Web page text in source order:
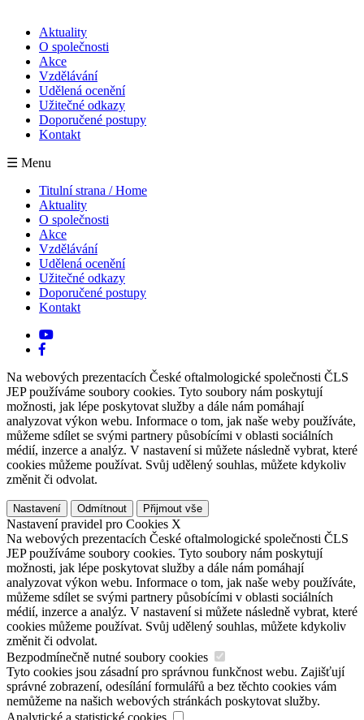
Aktuality
O společnosti
Akce
Vzdělávání
Udělená ocenění
Užitečné odkazy
Doporučené postupy
Kontakt
☰ Menu
Titulní strana / Home
Aktuality
O společnosti
Akce
Vzdělávání
Udělená ocenění
Užitečné odkazy
Doporučené postupy
Kontakt
Na webových prezentacích České oftalmologické společnosti ČLS
JEP používáme soubory cookies. Tyto soubory nám poskytují
možnosti, jak lépe poskytovat služby a dále nám pomáhají
analyzovat výkon webu. Informace o tom, jak naše weby používáte,
můžeme sdílet se svými partnery působícími v oblasti sociálních
médií, inzerce a analýz. V nastavení si můžete následně vybrat, které
cookies můžeme používat. Svůj udělený souhlas, můžete kdykoliv
změnit či odvolat.
Nastavení Odmítnout Přijmout vše
Nastavení pravidel pro Cookies X
Na webových prezentacích České oftalmologické společnosti ČLS
JEP používáme soubory cookies. Tyto soubory nám poskytují
možnosti, jak lépe poskytovat služby a dále nám pomáhají
analyzovat výkon webu. Informace o tom, jak naše weby používáte,
můžeme sdílet se svými partnery působícími v oblasti sociálních
médií, inzerce a analýz. V nastavení si můžete následně vybrat, které
cookies můžeme používat. Svůj udělený souhlas, můžete kdykoliv
změnit či odvolat.
Bezpodmínečně nutné soubory cookies
Tyto cookies jsou zásadní pro správnou funkčnost webu. Zajišťují
správné zobrazení, odesílání formulářů a bez těchto cookies vám
nemůžeme na našich webových stránkách poskytovat služby.
Analytické a statistické cookies